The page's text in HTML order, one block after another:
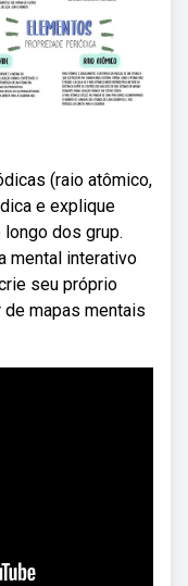
(raio atômico,
e explique
dos grup.
mental interativo
seu próprio
mapas mentais